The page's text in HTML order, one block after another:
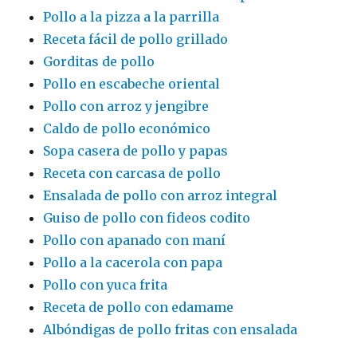
Pollo a la pizza a la parrilla
Receta fácil de pollo grillado
Gorditas de pollo
Pollo en escabeche oriental
Pollo con arroz y jengibre
Caldo de pollo económico
Sopa casera de pollo y papas
Receta con carcasa de pollo
Ensalada de pollo con arroz integral
Guiso de pollo con fideos codito
Pollo con apanado con maní
Pollo a la cacerola con papa
Pollo con yuca frita
Receta de pollo con edamame
Albóndigas de pollo fritas con ensalada